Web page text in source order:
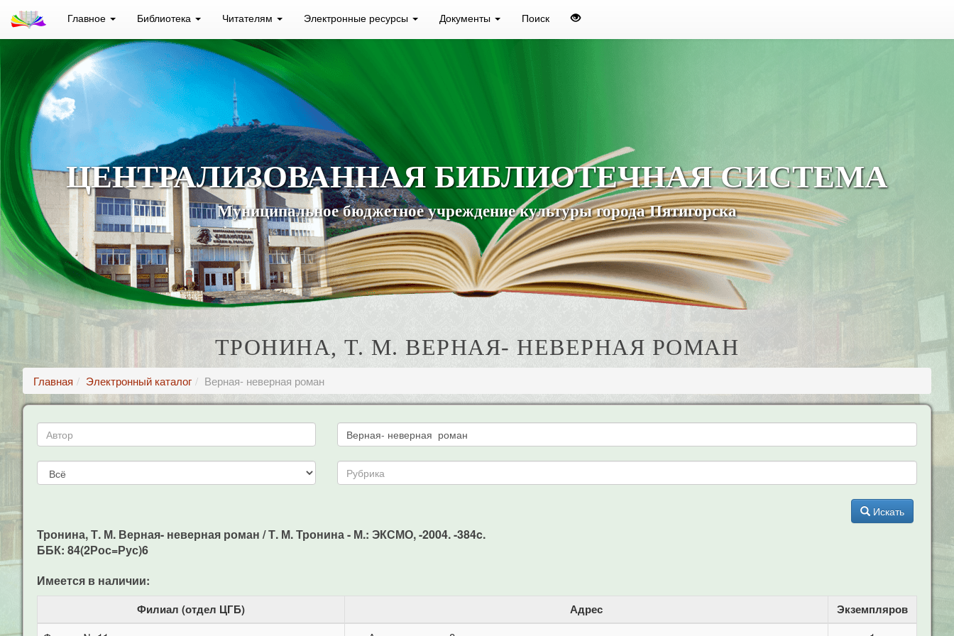
Главное Библиотека Читателям Электронные ресурсы Документы Поиск
ЦЕНТРАЛИЗОВАННАЯ БИБЛИОТЕЧНАЯ СИСТЕМА
Муниципальное бюджетное учреждение культуры города Пятигорска
ТРОНИНА, Т. М. ВЕРНАЯ- НЕВЕРНАЯ РОМАН
Главная Электронный каталог Верная- неверная роман
Искать
Тронина, Т. М. Верная- неверная роман / Т. М. Тронина - М.: ЭКСМО, -2004. -384c.
ББК: 84(2Рос=Рус)6
Имеется в наличии:
Филиал (отдел ЦГБ) Адрес Экземпляров